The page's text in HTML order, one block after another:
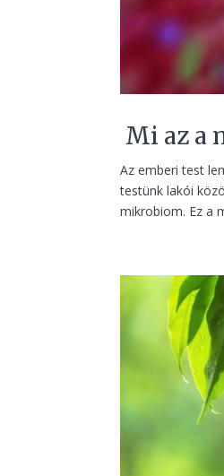
Mi az a
Az emberi test
testünk lakói
mikrobiom. Ez a